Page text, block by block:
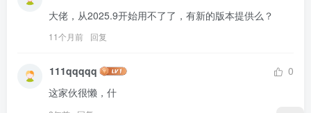
大佬，从2025.9开始用不了了，有新的版本提供么？
11个月前 回复
111qqqqq
0
这家伙很懒，什